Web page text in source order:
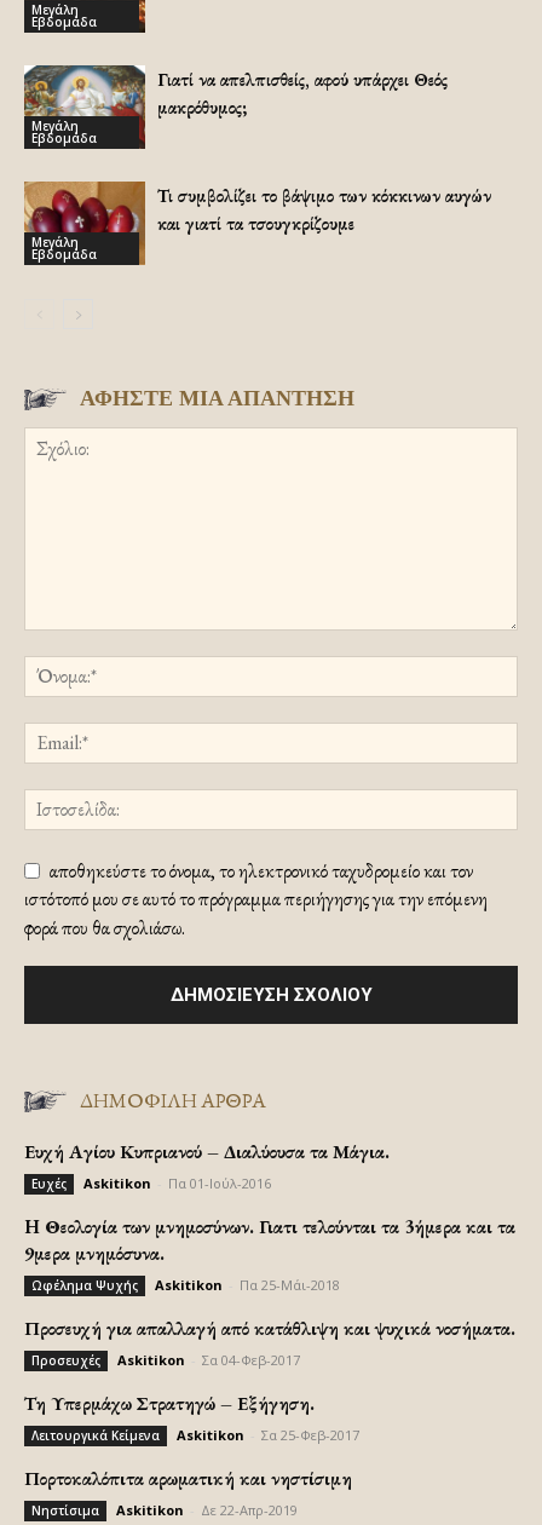
Μεγάλη
Εβδομάδα
Μεγάλη
Εβδομάδα
Γιατί να απελπισθείς, αφού υπάρχει Θεός
μακρόθυμος;
Μεγάλη
Εβδομάδα
Τι συμβολίζει το βάψιμο των κόκκινων αυγών
και γιατί τα τσουγκρίζουμε
ΑΦΗΣΤΕ ΜΙΑ ΑΠΑΝΤΗΣΗ
αποθηκεύστε το όνομα, το ηλεκτρονικό ταχυδρομείο και τον
ιστότοπό μου σε αυτό το πρόγραμμα περιήγησης για την επόμενη
φορά που θα σχολιάσω.
ΔΗΜΟΦΙΛΗ ΑΡΘΡΑ
Ευχή Αγίου Κυπριανού – Διαλύουσα τα Μάγια.
Ευχές Askitikon Πα 01-Ιούλ-2016
H Θεολογία των μνημοσύνων. Γιατι τελούνται τα 3ήμερα και τα
9μερα μνημόσυνα.
Ωφέλημα Ψυχής Askitikon Πα 25-Μάι-2018
Προσευχή για απαλλαγή από κατάθλιψη και ψυχικά νοσήματα.
Προσευχές Askitikon Σα 04-Φεβ-2017
Τη Υπερμάχω Στρατηγώ – Εξήγηση.
Λειτουργικά Κείμενα Askitikon Σα 25-Φεβ-2017
Πορτοκαλόπιτα αρωματική και νηστίσιμη
Νηστίσιμα Askitikon Δε 22-Απρ-2019